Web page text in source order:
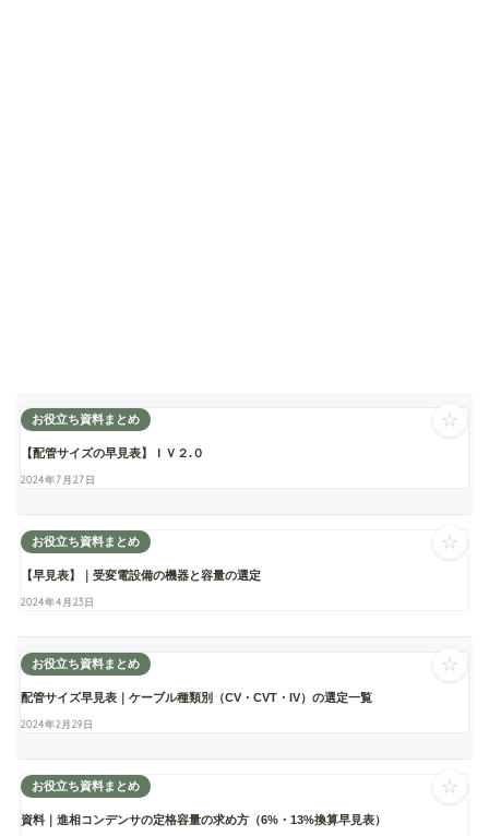
お役立ち資料まとめ
【配管サイズの早見表】ＩＶ２.０
2024年7月27日
☆
お役立ち資料まとめ
【早見表】｜受変電設備の機器と容量の選定
2024年4月23日
☆
お役立ち資料まとめ
配管サイズ早見表｜ケーブル種類別（CV・CVT・IV）の選定一覧
2024年2月29日
☆
お役立ち資料まとめ
資料｜進相コンデンサの定格容量の求め方（6%・13%換算早見表）
☆